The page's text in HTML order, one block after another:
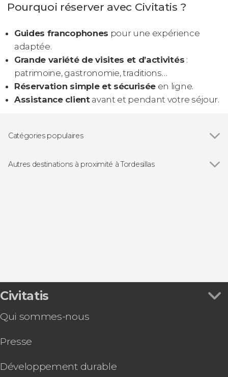
Pourquoi réserver avec Civitatis ?
Guides francophones pour une expérience
adaptée.
Grande variété de visites et d’activités :
patrimoine, gastronomie, traditions…
Réservation simple et sécurisée en ligne.
Assistance clientavant et pendant votre séjour.
Catégories populaires
Autres destinations à proximité à Tordesillas
Civitatis
Qui sommes-nous
Presse
Développement durable